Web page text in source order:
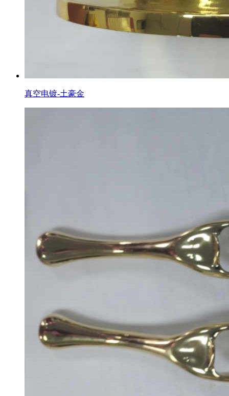
真空电镀-土豪金